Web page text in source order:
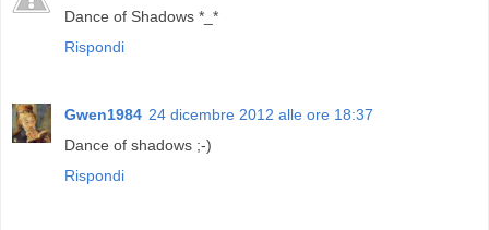
Dance of Shadows *_*
Rispondi
Gwen1984 24 dicembre 2012 alle ore 18:37
Dance of shadows ;-)
Rispondi